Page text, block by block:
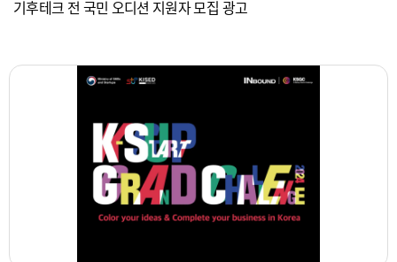
기후테크 전 국민 오디션 지원자 모집 광고